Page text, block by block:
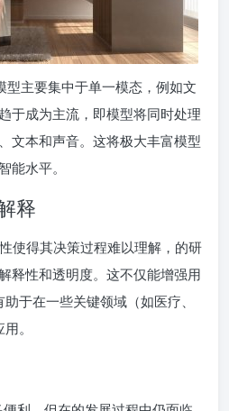
型主要集中于单一模态，例如文
于成为主流，即模型将同时处理
文本和声音。这将极大丰富模型
能水平。
释
使得其决策过程难以理解，的研
释性和透明度。这不仅能增强用
于在一些关键领域（如医疗、
。